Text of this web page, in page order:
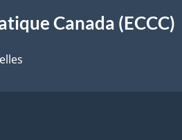
Canada (ECCC)